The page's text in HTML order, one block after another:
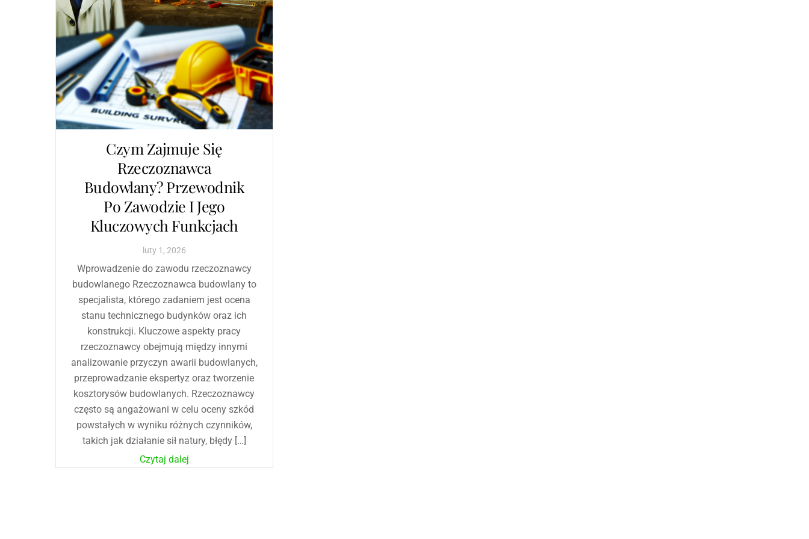
Czym Zajmuje Się
Rzeczoznawca
Budowlany? Przewodnik
Po Zawodzie I Jego
Kluczowych Funkcjach
luty 1 , 2026
Wprowadzenie do zawodu rzeczoznawcy
budowlanego Rzeczoznawca budowlany to
specjalista, którego zadaniem jest ocena
stanu technicznego budynków oraz ich
konstrukcji. Kluczowe aspekty pracy
rzeczoznawcy obejmują między innymi
analizowanie przyczyn awarii budowlanych,
przeprowadzanie ekspertyz oraz tworzenie
kosztorysów budowlanych. Rzeczoznawcy
często są angażowani w celu oceny szkód
powstałych w wyniku różnych czynników,
takich jak działanie sił natury, błędy […]
Czytaj dalej